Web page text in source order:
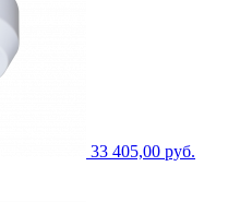
33 405,00 руб.